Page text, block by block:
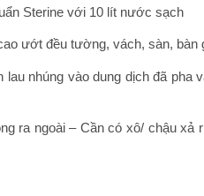
Sterine với 10 lít nước sạch
ướt đều tường, vách, sàn, bàn
lau nhúng vào dung dịch đã
ra ngoài – Cần có xô/ chậu xả